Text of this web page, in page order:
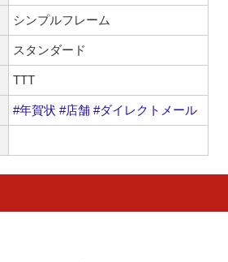
シンプルフレーム
スタンダード
TTT
#年賀状 #店舗 #ダイレクトメール